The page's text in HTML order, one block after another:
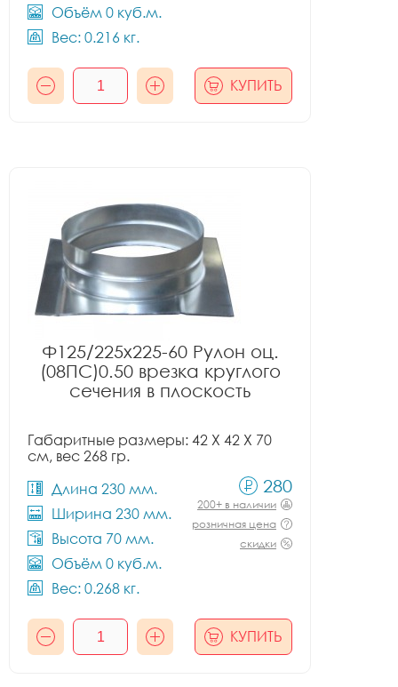
Объём 0 куб.м.
Вес: 0.216 кг.
КУПИТЬ
Ф125/225x225-60 Рулон оц.
(08ПС)0.50 врезка круглого
сечения в плоскость
Габаритные размеры: 42 X 42 X 70
см, вес 268 гр.
Длина 230 мм.
Ширина 230 мм.
Высота 70 мм.
Объём 0 куб.м.
Вес: 0.268 кг.
280
200+ в наличии
розничная цена
скидки
КУПИТЬ